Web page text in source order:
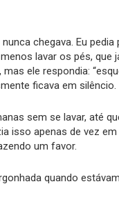
chegava. Eu
lavar os pés, que
ele respondia:
ficava em silêncio.
sem se lavar, até
isso apenas de vez
um favor.
quando